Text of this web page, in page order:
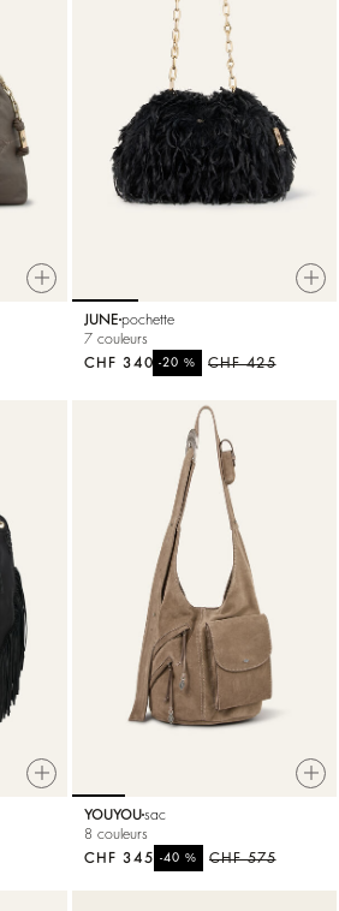
JUNE pochette
7 couleurs
CHF 425
-20%
CHF 340
YOUYOUsac
8 couleurs
CHF 575
-40%
CHF 345